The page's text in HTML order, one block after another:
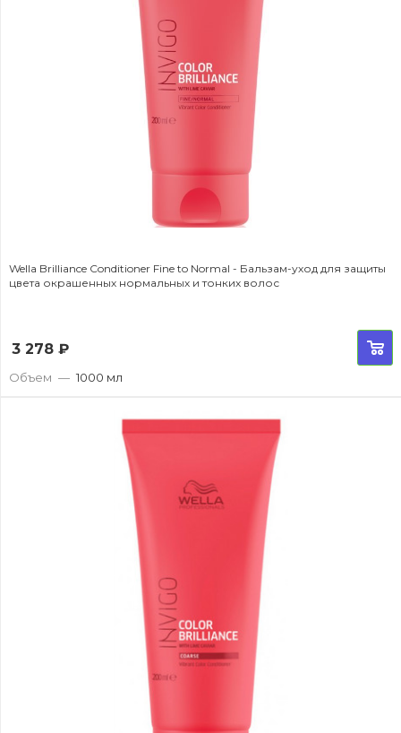
Wella Brilliance Conditioner Fine to Normal - Бальзам-уход для защиты
цвета окрашенных нормальных и тонких волос
3 278 ₽
Объем — 1000 мл